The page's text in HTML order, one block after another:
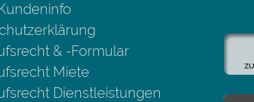
& -Formular
Miete
Dienstleistungen